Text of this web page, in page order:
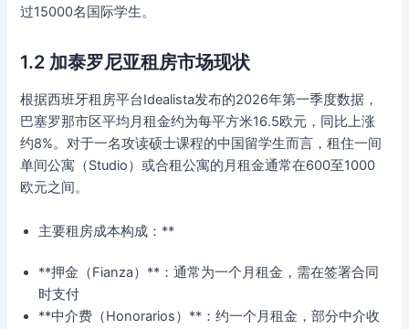
过15000名国际学生。
1.2 加泰罗尼亚租房市场现状
根据西班牙租房平台Idealista发布的2026年第一季度数据，
巴塞罗那市区平均月租金约为每平方米16.5欧元，同比上涨
约8%。对于一名攻读硕士课程的中国留学生而言，租住一间
单间公寓（Studio）或合租公寓的月租金通常在600至1000
欧元之间。
主要租房成本构成：**
**押金（Fianza）**：通常为一个月租金，需在签署合同
时支付
**中介费（Honorarios）**：约一个月租金，部分中介收